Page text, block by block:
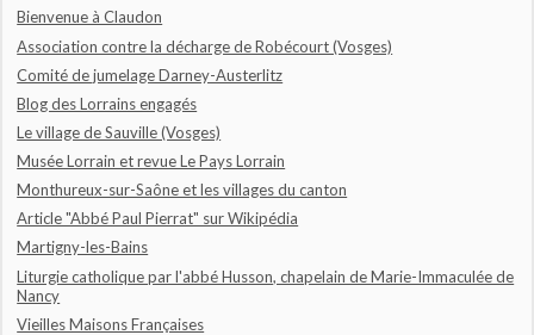
Bienvenue à Claudon
Association contre la décharge de Robécourt (Vosges)
Comité de jumelage Darney-Austerlitz
Blog des Lorrains engagés
Le village de Sauville (Vosges)
Musée Lorrain et revue Le Pays Lorrain
Monthureux-sur-Saône et les villages du canton
Article "Abbé Paul Pierrat" sur Wikipédia
Martigny-les-Bains
Liturgie catholique par l'abbé Husson, chapelain de Marie-Immaculée de
Nancy
Vieilles Maisons Françaises